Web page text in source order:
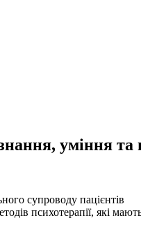
уміння та
супроводу пацієнтів
психотерапії, які